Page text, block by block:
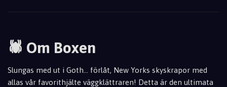
🕷️ Om Boxen
Slungas med ut i Goth... förlåt, New Yorks skyskrapor med
allas vår favorithjälte väggklättraren! Detta är den ultimata